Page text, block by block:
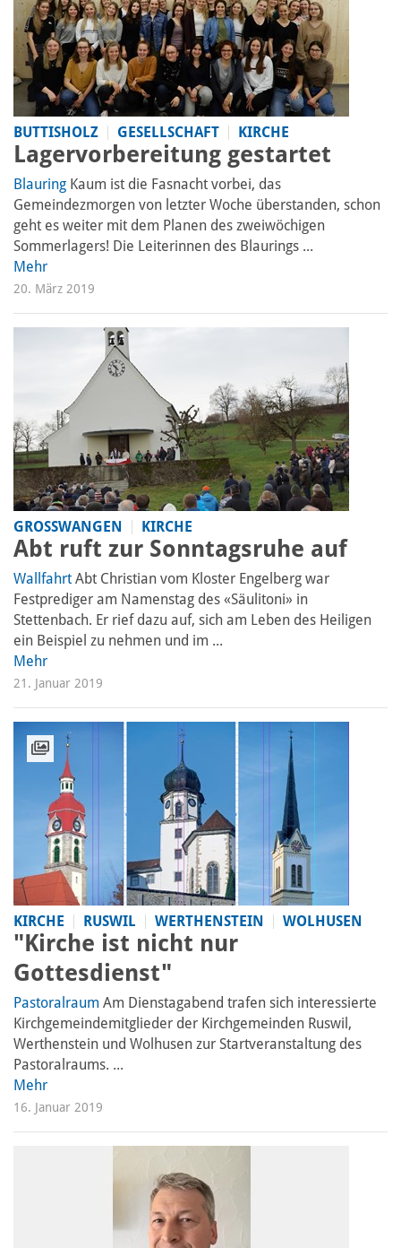
BUTTISHOLZ GESELLSCHAFT KIRCHE
Lagervorbereitung gestartet
Blauring Kaum ist die Fasnacht vorbei, das
Gemeindezmorgen von letzter Woche überstanden, schon
geht es weiter mit dem Planen des zweiwöchigen
Sommerlagers! Die Leiterinnen des Blaurings ...
Mehr
20. März 2019
GROSSWANGEN KIRCHE
Abt ruft zur Sonntagsruhe auf
WallfahrtAbt Christian vom Kloster Engelberg war
Festprediger am Namenstag des «Säulitoni» in
Stettenbach. Er rief dazu auf, sich am Leben des Heiligen
ein Beispiel zu nehmen und im ...
Mehr
21. Januar 2019
KIRCHE RUSWIL WERTHENSTEIN WOLHUSEN
"Kirche ist nicht nur
Gottesdienst"
Pastoralraum Am Dienstagabend trafen sich interessierte
Kirchgemeinde­mitglieder der Kirchgemeinden Ruswil,
Werthenstein und Wolhusen zur Startveranstaltung des
Pastoralraums. ...
Mehr
16. Januar 2019